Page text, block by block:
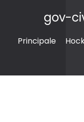
gov-
Principale